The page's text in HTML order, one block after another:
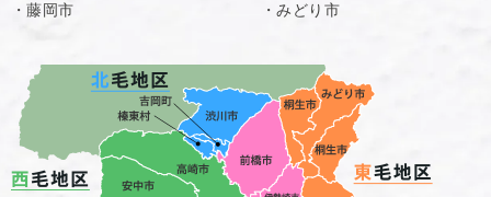
・藤岡市
・みどり市